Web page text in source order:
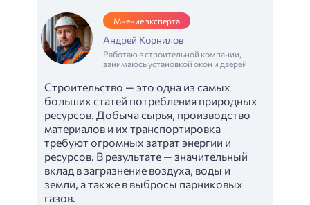
Мнение эксперта
Андрей Корнилов
Работаю в строительной компании,
занимаюсь установкой окон и дверей
Строительство — это одна из самых
больших статей потребления природных
ресурсов. Добыча сырья, производство
материалов и их транспортировка
требуют огромных затрат энергии и
ресурсов. В результате — значительный
вклад в загрязнение воздуха, воды и
земли, а также в выбросы парниковых
газов.